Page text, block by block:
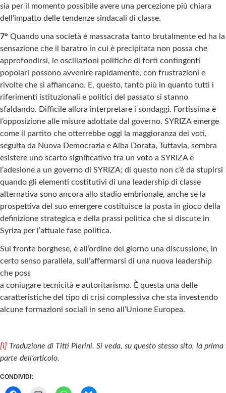
sia per il momento possibile avere una percezione più chiara
dell’impatto delle tendenze sindacali di classe.
7° Quando una società è massacrata tanto brutalmente ed ha la
sensazione che il baratro in cui è precipitata non possa che
approfondirsi, le oscillazioni politiche di forti contingenti
popolari possono avvenire rapidamente, con frustrazioni e
rivolte che si affiancano. E, questo, tanto più in quanto tutti i
riferimenti istituzionali e politici del passato si stanno
sfaldando. Difficile allora interpretare i sondaggi. Fortissima è
l’opposizione alle misure adottate dal governo. SYRIZA emerge
come il partito che otterrebbe oggi la maggioranza dei voti,
seguita da Nuova Democrazia e Alba Dorata, Tuttavia, sembra
esistere uno scarto significativo tra un voto a SYRIZA e
l’adesione a un governo di SYRIZA; di questo non c’è da stupirsi
quando gli elementi costitutivi di una leadership di classe
alternativa sono ancora allo stadio embrionale, anche se la
prospettiva del suo emergere costituisce la posta in gioco della
definizione strategica e della prassi politica che si discute in
Syriza per l’attuale fase politica.
Sul fronte borghese, è all’ordine del giorno una discussione, in
certo senso parallela, sull’affermarsi di una nuova leadership
che poss
a coniugare tecnicità e autoritarismo. È questa una delle
caratteristiche del tipo di crisi complessiva che sta investendo
alcune formazioni sociali in seno all’Unione Europea.
[i] Traduzione di Titti Pierini. Si veda, su questo stesso sito, la prima
parte dell’articolo.
CONDIVIDI: